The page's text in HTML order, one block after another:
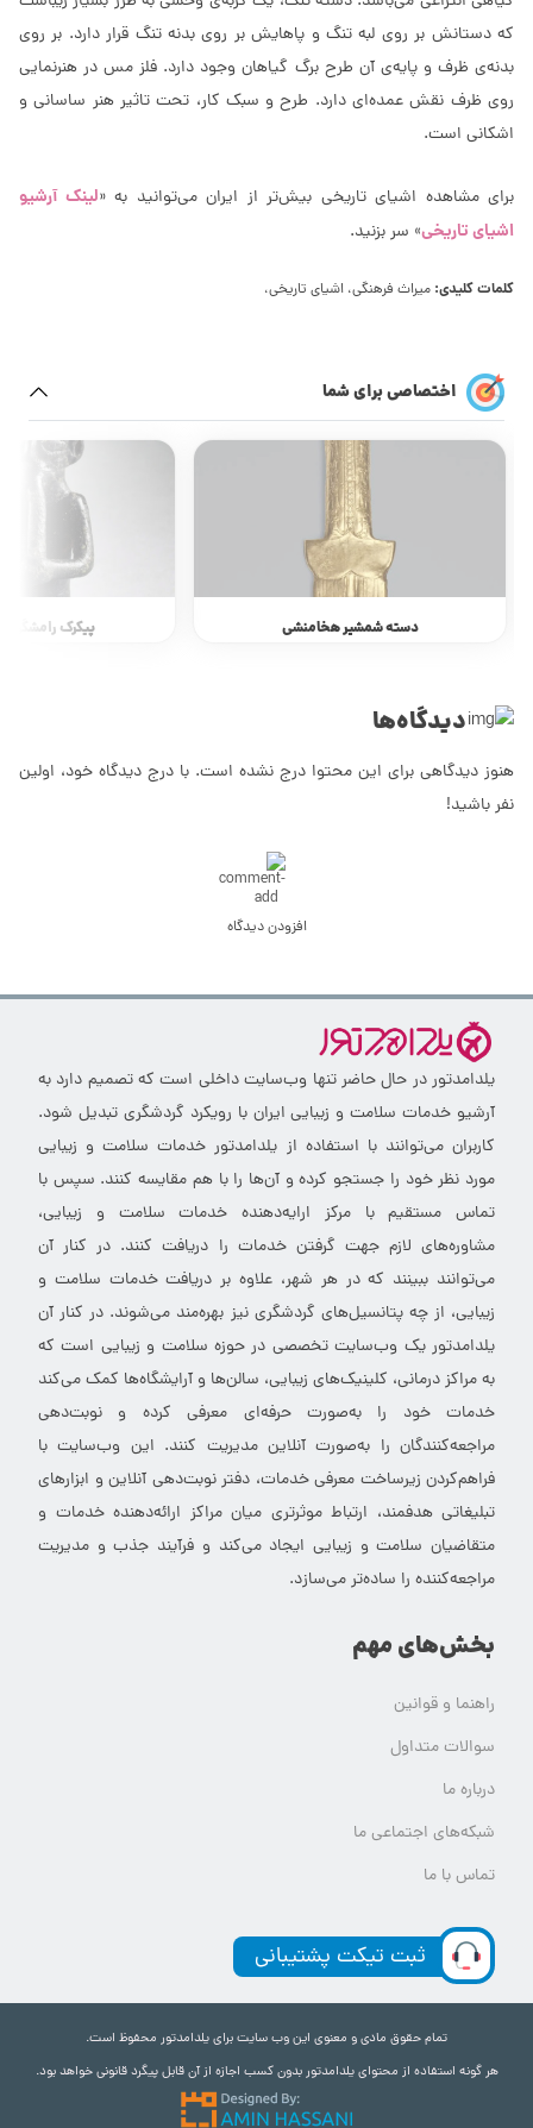
که دستانش بر روی لبه تنگ و پاهایش بر روی بدنه تنگ قرار دارد. بر روی
بدنه‌ی ظرف و پایه‌ی آن طرح برگ گیاهان وجود دارد. فلز مس در هنرنمایی
روی ظرف نقش عمده‌ای دارد. طرح و سبک کار، تحت تاثیر هنر ساسانی و
اشکانی است.
برای مشاهده اشیای تاریخی بیش‌تر از ایران می‌توانید به «لینک آرشیو
اشیای تاریخی» سر بزنید.
کلمات کلیدی: میراث فرهنگی، اشیای تاریخی،
اختصاصی برای شما
دسته شمشیر هخامنشی پیکرک رامشگر
دیدگاه‌ها
هنوز دیدگاهی برای این محتوا درج نشده است. با درج دیدگاه خود، اولین
نفر باشید!
افزودن دیدگاه
یلدامدتور در حال حاضر تنها وب‌سایت داخلی است که تصمیم دارد به
آرشیو خدمات سلامت و زیبایی ایران با رویکرد گردشگری تبدیل شود.
کاربران می‌توانند با استفاده از یلدامدتور خدمات سلامت و زیبایی
مورد نظر خود را جستجو کرده و آن‌ها را با هم مقایسه کنند. سپس با
تماس مستقیم با مرکز ارایه‌دهنده خدمات سلامت و زیبایی،
مشاوره‌های لازم جهت گرفتن خدمات را دریافت کنند. در کنار آن
می‌توانند ببینند که در هر شهر، علاوه بر دریافت خدمات سلامت و
زیبایی، از چه پتانسیل‌های گردشگری نیز بهره‌مند می‌شوند. در کنار آن
یلدامدتور یک وب‌سایت تخصصی در حوزه سلامت و زیبایی است که
به مراکز درمانی، کلینیک‌های زیبایی، سالن‌ها و آرایشگاه‌ها کمک می‌کند
خدمات خود را به‌صورت حرفه‌ای معرفی کرده و نوبت‌دهی
مراجعه‌کنندگان را به‌صورت آنلاین مدیریت کنند. این وب‌سایت با
فراهم‌کردن زیرساخت معرفی خدمات، دفتر نوبت‌دهی آنلاین و ابزارهای
تبلیغاتی هدفمند، ارتباط موثرتری میان مراکز ارائه‌دهنده خدمات و
متقاضیان سلامت و زیبایی ایجاد می‌کند و فرآیند جذب و مدیریت
مراجعه‌کننده را ساده‌تر می‌سازد.
بخش‌های مهم
راهنما و قوانین
سوالات متداول
درباره ما
شبکه‌های اجتماعی ما
تماس با ما
ثبت تیکت پشتیبانی
تمام حقوق مادی و معنوی این وب سایت برای یلدامدتور محفوظ است.
هر گونه استفاده از محتوای یلدامدتور بدون کسب اجازه از آن قابل پیگرد قانونی خواهد بود.